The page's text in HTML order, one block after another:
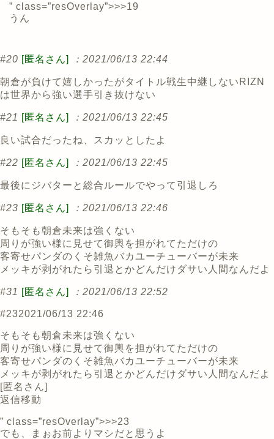
” class=”resOverlay”>>>19
うん
#20 [匿名さん] ：2021/06/13 22:44
朝倉が負けて嬉しかったがタイトル戦生中継しないRIZN
は世界から強い選手引き抜けない
#21 [匿名さん] ：2021/06/13 22:45
良い試合だったね、スカッとしたよ
#22 [匿名さん] ：2021/06/13 22:45
最後にジバターと総合ルールでやって引退しろ
#23 [匿名さん] ：2021/06/13 22:46
そもそも朝倉未来は強くない
周りが強い様に見せて御輿を担がれてただけの
客寄せパンダのくそ雑魚バカユーチューバーが未来
メッキが剥がれたら引退とかどんだけダサい人間なんだよ
#31 [匿名さん] ：2021/06/13 22:52
#232021/06/13 22:46
そもそも朝倉未来は強くない
周りが強い様に見せて御輿を担がれてただけの
客寄せパンダのくそ雑魚バカユーチューバーが未来
メッキが剥がれたら引退とかどんだけダサい人間なんだよ
[匿名さん]
返信移動
” class=”resOverlay”>>>23
でも、まぉお前よりマシだと思うよ